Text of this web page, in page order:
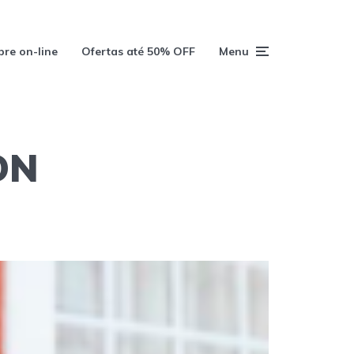
on-line Ofertas até 50% OFF Menu